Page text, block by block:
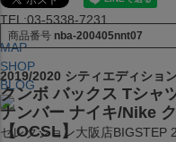
TEL:03-5338-7231
MAP
SHOP
BLOG
セレクション大阪店BIGSTEP
商品番号 nba-200405nnt07
2019/2020 シティエディショ
クンボ バックス Tシャ
ナンバー ナイキ/Nike
【OCSL】